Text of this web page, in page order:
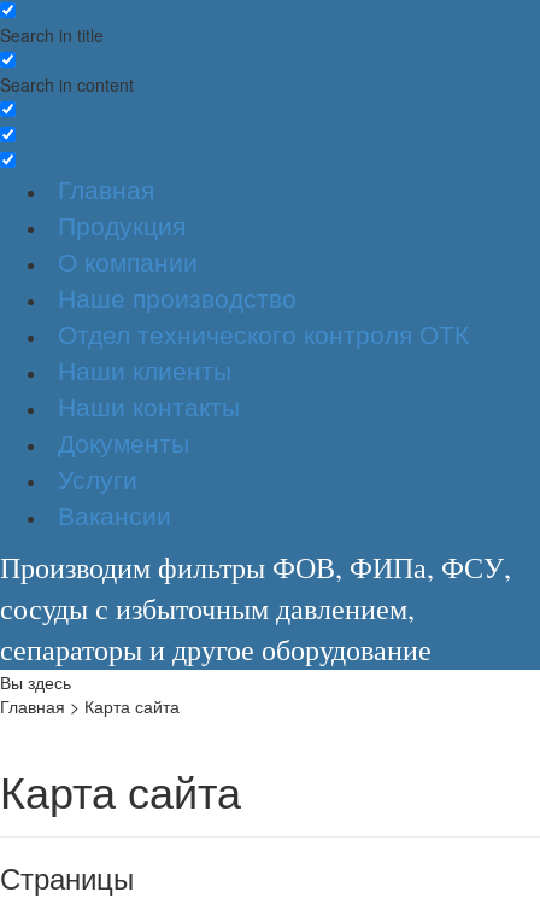
Search in title
Search in content
Главная
Продукция
О компании
Наше производство
Отдел технического контроля ОТК
Наши клиенты
Наши контакты
Документы
Услуги
Вакансии
Производим фильтры ФОВ, ФИПа, ФСУ,
сосуды с избыточным давлением,
сепараторы и другое оборудование
Вы здесь
Главная > Карта сайта
Карта сайта
Страницы